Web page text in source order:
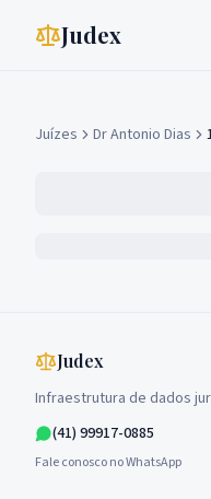
Judex
Juízes Dr Antonio Dias
Judex
Infraestrutura de dados
(41) 99917-0885
Fale conosco no WhatsApp